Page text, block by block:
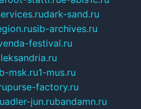
dark-sand.ru
sib-archives.ru
festival.ru
msk.ru1-mus.ru
purse-factory.ru
adler-jun.rubandamn.ru